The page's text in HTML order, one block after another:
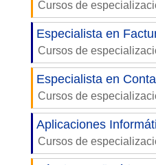
Cursos de
Especialista en
Cursos de
Especialista en
Cursos de
Aplicaciones
Cursos de